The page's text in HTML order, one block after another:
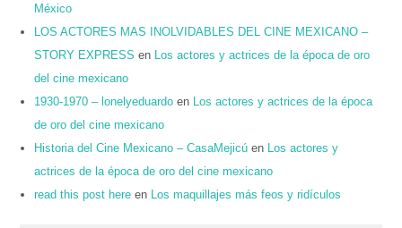
México
LOS ACTORES MAS INOLVIDABLES DEL CINE MEXICANO –
STORY EXPRESS en
Los actores y actrices de la época de oro
del cine mexicano
1930-1970 – lonelyeduardo en
Los actores y actrices de la época
de oro del cine mexicano
Historia del Cine Mexicano – CasaMejicú en
Los actores y
actrices de la época de oro del cine mexicano
read this post here en Los maquillajes más feos y ridículos